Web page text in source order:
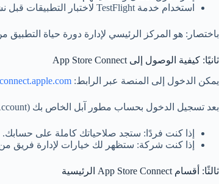
استخدام خدمة TestFlight لاختبار التطبيقات قبل نشرها.
باختصار: هو المركز الرئيسي لإدارة دورة حياة
ثانيًا: كيفية الوصول إلى App Store Connect
يمكن الدخول إلى المنصة عبر الرابط:
بعد تسجيل الدخول بحساب مطور آبل الخاص بك (Apple Developer Account):
إذا كنت فردًا: ستجد صلاحياتك كاملة على حسابك.
إذا كنت شركة: ستظهر لك خيارات لإدارة فريق
ثالثًا: أقسام App Store Connect الرئيسية